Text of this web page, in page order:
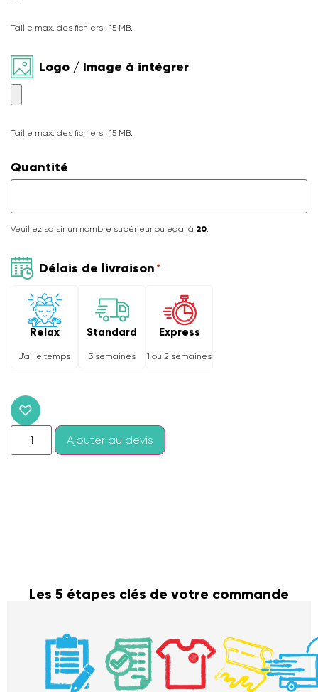
Taille max. des fichiers : 15 MB.
Logo / Image à intégrer
Taille max. des fichiers : 15 MB.
Quantité
Veuillez saisir un nombre supérieur ou égal à 20.
Délais de livraison *
Relax
J'ai le temps
Standard
3 semaines
Express
1 ou 2 semaines
Ajouter au devis
Les 5 étapes clés de votre commande